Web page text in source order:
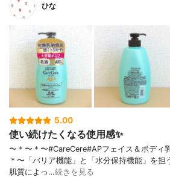
ひな
5.00
使い続けたくなる使用感✨
〜＊〜＊〜⁡⁡#CareCere#APフェイス＆ボディ
＊〜⁡「バリア機能」と「水分保持機能」を担
肌質によっ…続きを見る